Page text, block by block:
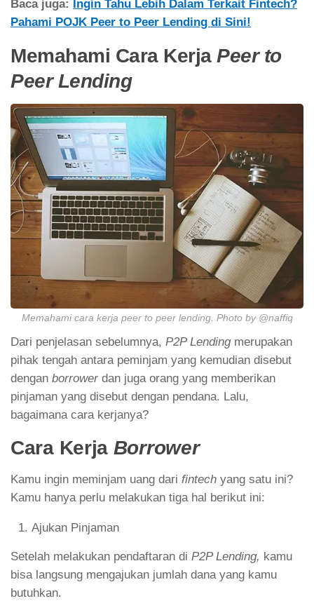
Baca juga:
Ingin Tahu Lebih Dalam Terkait Fintech?
Pahami POJK Peer to Peer Lending di Sini!
Memahami Cara Kerja Peer to
Peer Lending
Memahami cara kerja peer to peer lending. Photo by @naffiq
Dari penjelasan sebelumnya, P2P Lendingmerupakan
pihak tengah antara peminjam yang kemudian disebut
dengan borrower dan juga orang yang memberikan
pinjaman yang disebut dengan pendana. Lalu,
bagaimana cara kerjanya?
Cara Kerja Borrower
Kamu ingin meminjam uang dari fintech yang satu ini?
Kamu hanya perlu melakukan tiga hal berikut ini:
Ajukan Pinjaman
Setelah melakukan pendaftaran di P2P Lending, kamu
bisa langsung mengajukan jumlah dana yang kamu
butuhkan.